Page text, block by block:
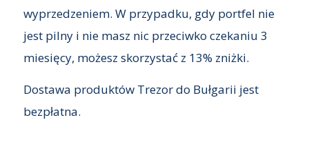
wyprzedzeniem. W przypadku, gdy portfel nie
jest pilny i nie masz nic przeciwko czekaniu 3
miesięcy, możesz skorzystać z 13% zniżki.
Dostawa produktów Trezor do Bułgarii jest
bezpłatna.